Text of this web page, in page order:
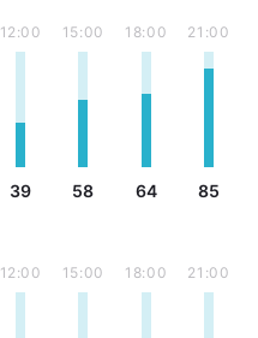
12:00
39
15:00
58
18:00
64
21:00
85
12:00 15:00 18:00 21:00